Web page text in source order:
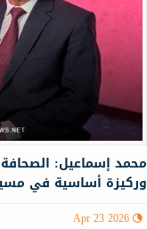
محمد إسماعيل:
وركيزة أساسية في
Apr 23 2026